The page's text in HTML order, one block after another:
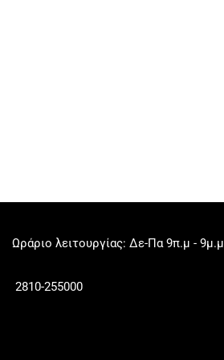
Ωράριο λειτουργίας: Δε-Πα 9π.μ - 9μ.μ
2810-255000